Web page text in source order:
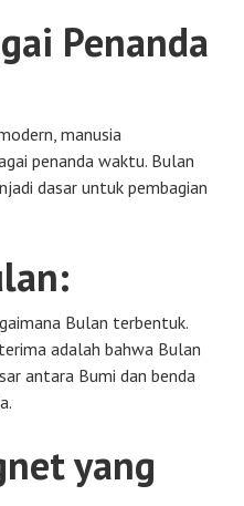
Penanda
manusia
penanda waktu. Bulan
dasar untuk pembagian
Bulan terbentuk.
adalah bahwa Bulan
antara Bumi dan benda
yang